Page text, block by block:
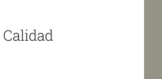
Calidad